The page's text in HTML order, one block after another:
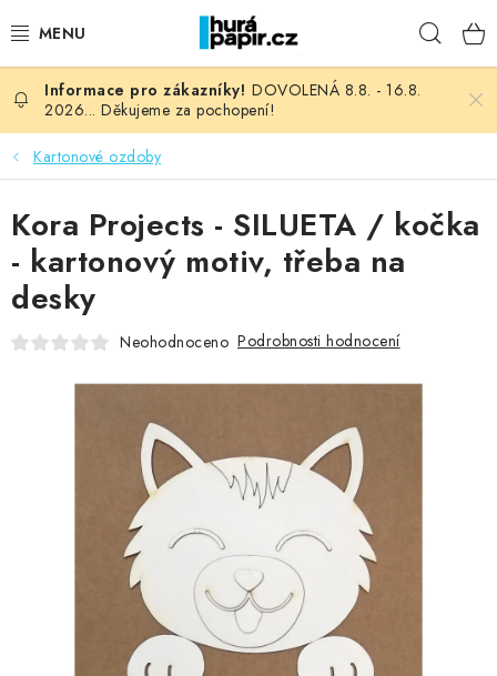
na
NOVINKY
HURÁ DÍLNA
VŠECHNO ZBOŽÍ
KNIHAŘSKÝ MATERIÁL
OBLÍBENÉ ♥️
MOJE OBJEDNÁVKA
Kontakty Moje objednávka
Oblíbené ♥️
Hodnocení obchodu
Obchodní podmínky
DOVOLENÁ 8.8. - 16.8.
2026... Děkujeme za pochopení!
Kartonové ozdoby
Kora Projects - SILUETA / kočka
- kartonový motiv, třeba na
desky
Neohodnoceno Podrobnosti hodnocení